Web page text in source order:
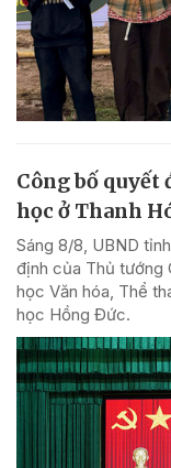
Công bố quyết
học ở Thanh
Sáng 8/8, UBND
định của Thủ tướng
học Văn hóa, Thể
học Hồng Đức.